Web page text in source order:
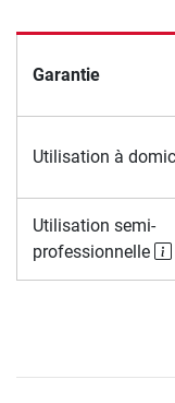
Garantie
Utilisation à
Utilisation semi-
professionnelle